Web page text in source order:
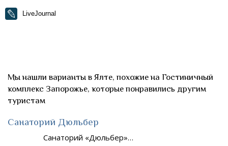
LiveJournal
Мы нашли варианты в Ялте, похожие на Гостиничный
комплекс Запорожье, которые понравились другим
туристам
Санаторий Дюльбер
Санаторий «Дюльбер»…